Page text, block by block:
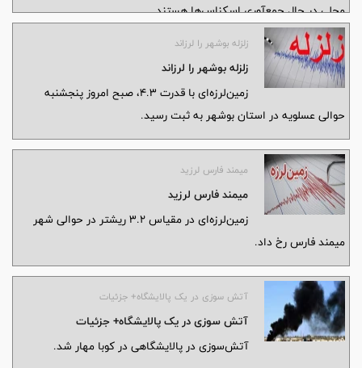
محلی در حال جمع‌آوری اسکناس‌ها هستند.
زلزله بوشهر را لرزاند
زلزله بوشهر را لرزاند
زمین‌لرزه‌ای با قدرت ۴.۳، صبح امروز پنجشنبه
حوالی عسلویه در استان بوشهر به ثبت رسید.
میمند فارس لرزید
میمند فارس لرزید
زمین‌لرزه‌ای در مقیاس ۳.۲ ریشتر در حوالی شهر
میمند فارس رخ داد.
آتش سوزی در یک پالایشگاه+ جزئیات
آتش سوزی در یک پالایشگاه+ جزئیات
آتش‌سوزی در پالایشگاهی در کوبا مهار شد.